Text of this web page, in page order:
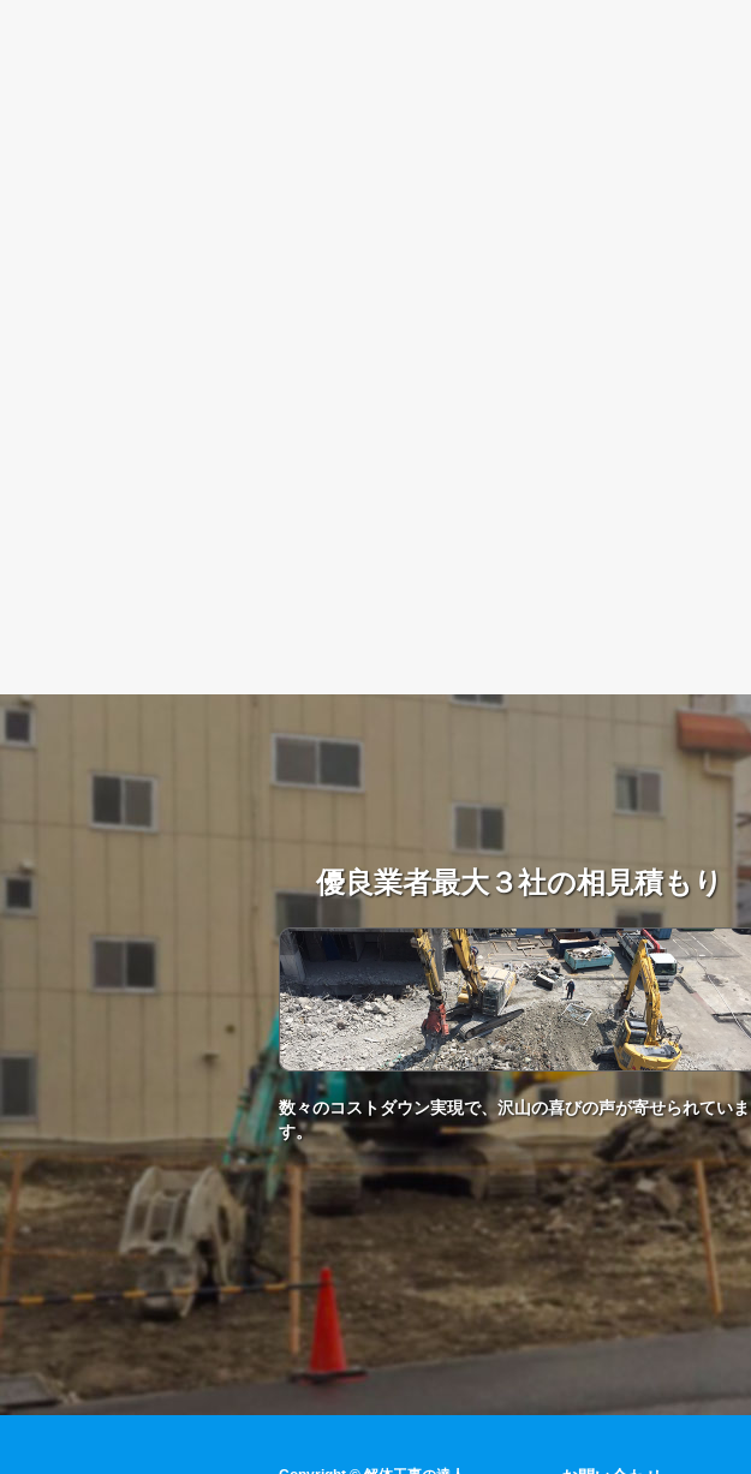
優良業者最大３社の相見積もり
数々のコストダウン実現で、沢山の喜びの声が寄せられていま
す。